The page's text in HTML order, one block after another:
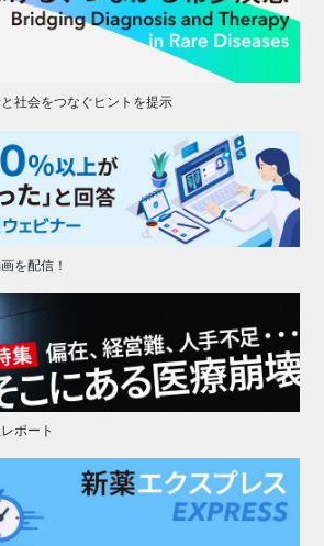
社会をつなぐヒントを提示
を配信！
ポート